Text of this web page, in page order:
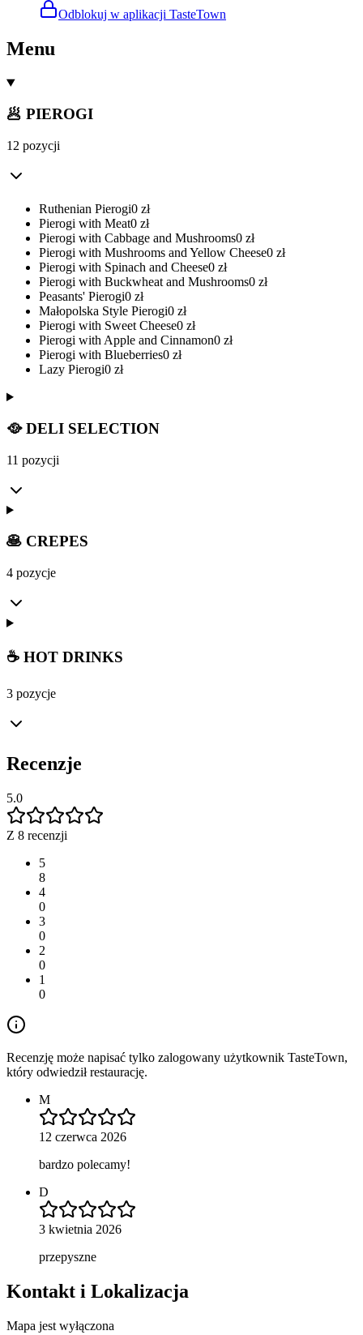
Odblokuj w aplikacji TasteTown
Menu
🥟 PIEROGI
12 pozycji
Ruthenian Pierogi0 zł
Pierogi with Meat0 zł
Pierogi with Cabbage and Mushrooms0 zł
Pierogi with Mushrooms and Yellow Cheese0 zł
Pierogi with Spinach and Cheese0 zł
Pierogi with Buckwheat and Mushrooms0 zł
Peasants' Pierogi0 zł
Małopolska Style Pierogi0 zł
Pierogi with Sweet Cheese0 zł
Pierogi with Apple and Cinnamon0 zł
Pierogi with Blueberries0 zł
Lazy Pierogi0 zł
🥘 DELI SELECTION
11 pozycji
🥞 CREPES
4 pozycje
☕ HOT DRINKS
3 pozycje
Recenzje
5.0
Z 8 recenzji
5
8
4
0
3
0
2
0
1
0
Recenzję może napisać tylko zalogowany użytkownik TasteTown,
który odwiedził restaurację.
M
12 czerwca 2026
bardzo polecamy!
D
3 kwietnia 2026
przepyszne
Kontakt i Lokalizacja
Mapa jest wyłączona